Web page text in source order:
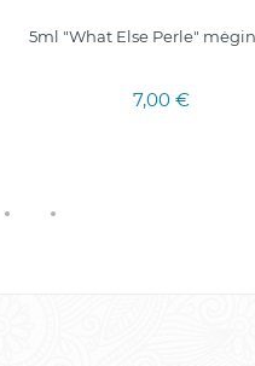
5ml "What Else Perle"
7,00 €